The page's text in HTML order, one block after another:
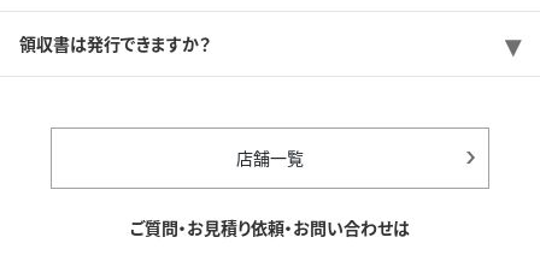
領収書は発行できますか？
店舗一覧
ご質問・お見積り依頼・お問い合わせは